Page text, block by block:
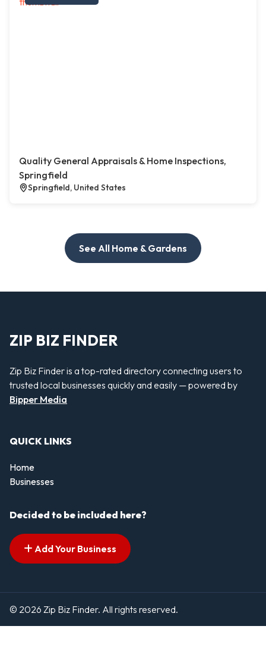
Quality General Appraisals & Home Inspections,
Springfield
Springfield, United States
See All Home & Gardens
ZIP BIZ FINDER
Zip Biz Finder is a top-rated directory connecting users to
trusted local businesses quickly and easily — powered by
Bipper Media
QUICK LINKS
Home
Businesses
Decided to be included here?
Add Your Business
© 2026 Zip Biz Finder. All rights reserved.